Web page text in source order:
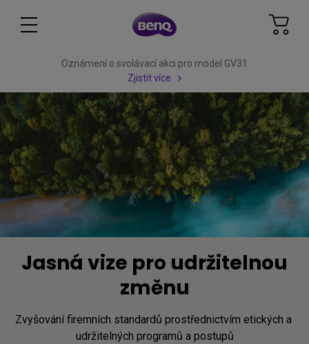
Oznámení o svolávací akci pro model GV31
Zjistit více
Jasná vize pro udržitelnou
změnu
Zvyšování firemních standardů prostřednictvím etických a
udržitelných programů a postupů